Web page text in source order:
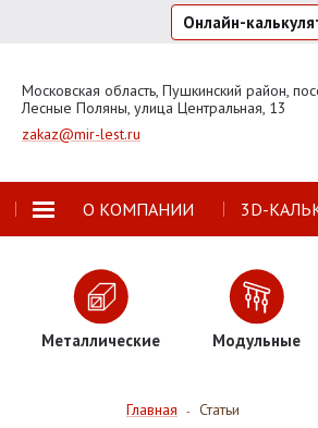
Онлайн-
Московская область, Пушкинский район,
Лесные Поляны, улица Центральная, 13
zakaz@mir-lest.ru
О КОМПАНИИ 3D-
Металлические Модульные
Главная - Статьи